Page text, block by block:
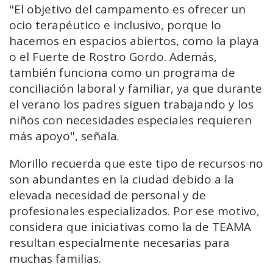
"El objetivo del campamento es ofrecer un
ocio terapéutico e inclusivo, porque lo
hacemos en espacios abiertos, como la playa
o el Fuerte de Rostro Gordo. Además,
también funciona como un programa de
conciliación laboral y familiar, ya que durante
el verano los padres siguen trabajando y los
niños con necesidades especiales requieren
más apoyo", señala.
Morillo recuerda que este tipo de recursos no
son abundantes en la ciudad debido a la
elevada necesidad de personal y de
profesionales especializados. Por ese motivo,
considera que iniciativas como la de TEAMA
resultan especialmente necesarias para
muchas familias.